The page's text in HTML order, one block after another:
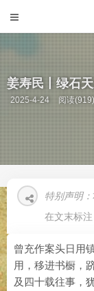
姜寿民丨绿石
2025-4-24 阅读(919)
特别声明：
在文末标注
曾充作案头日用
用，移进书橱，
及四十载往事，